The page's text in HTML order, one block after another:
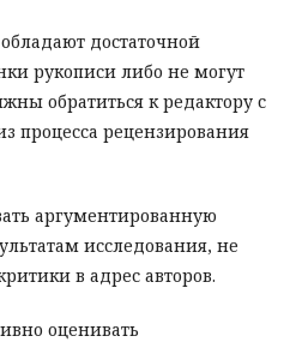
достаточной
рукописи либо не могут
обратиться к редактору с
процесса рецензирования
аргументированную
исследования, не
в адрес авторов.
оценивать